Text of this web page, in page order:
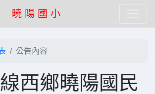
曉 陽 國 小
公告內容
西鄉曉陽國民